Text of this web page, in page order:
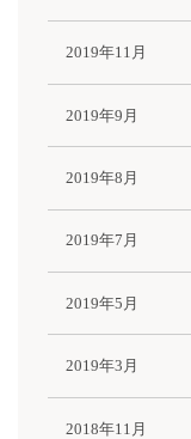
2019年11月
2019年9月
2019年8月
2019年7月
2019年5月
2019年3月
2018年11月